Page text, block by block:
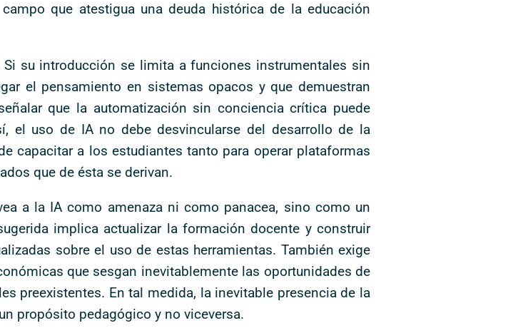
que atestigua una deuda histórica de la educación
su introducción se limita a funciones instrumentales sin
el pensamiento en sistemas opacos y que demuestran
que la automatización sin conciencia crítica puede
el uso de IA no debe desvincularse del desarrollo de la
capacitar a los estudiantes tanto para operar plataformas
que de ésta se derivan.
a la IA como amenaza ni como panacea, sino como un
implica actualizar la formación docente y construir
sobre el uso de estas herramientas. También exige
que sesgan inevitablemente las oportunidades de
preexistentes. En tal medida, la inevitable presencia de la
propósito pedagógico y no viceversa.